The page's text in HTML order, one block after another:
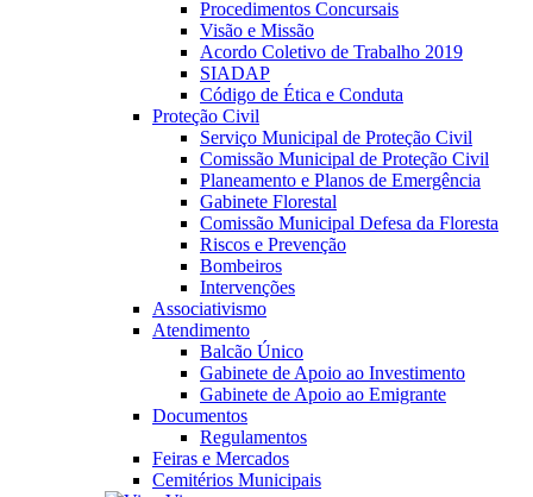
Procedimentos Concursais
Visão e Missão
Acordo Coletivo de Trabalho 2019
SIADAP
Código de Ética e Conduta
Proteção Civil
Serviço Municipal de Proteção Civil
Comissão Municipal de Proteção Civil
Planeamento e Planos de Emergência
Gabinete Florestal
Comissão Municipal Defesa da Floresta
Riscos e Prevenção
Bombeiros
Intervenções
Associativismo
Atendimento
Balcão Único
Gabinete de Apoio ao Investimento
Gabinete de Apoio ao Emigrante
Documentos
Regulamentos
Feiras e Mercados
Cemitérios Municipais